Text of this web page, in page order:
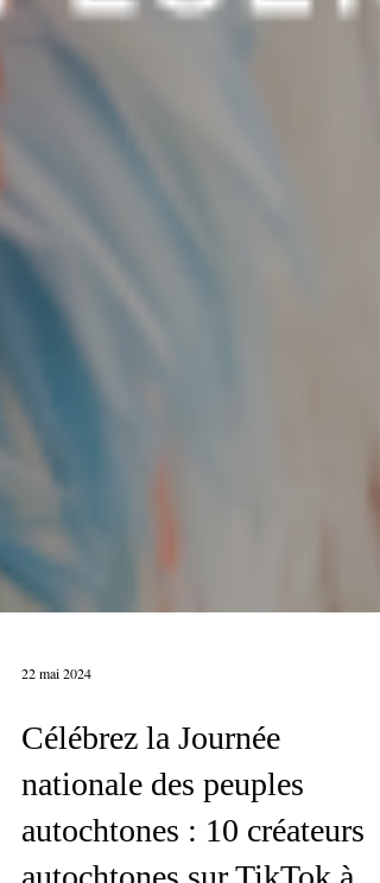
22 mai 2024
Célébrez la Journée
nationale des peuples